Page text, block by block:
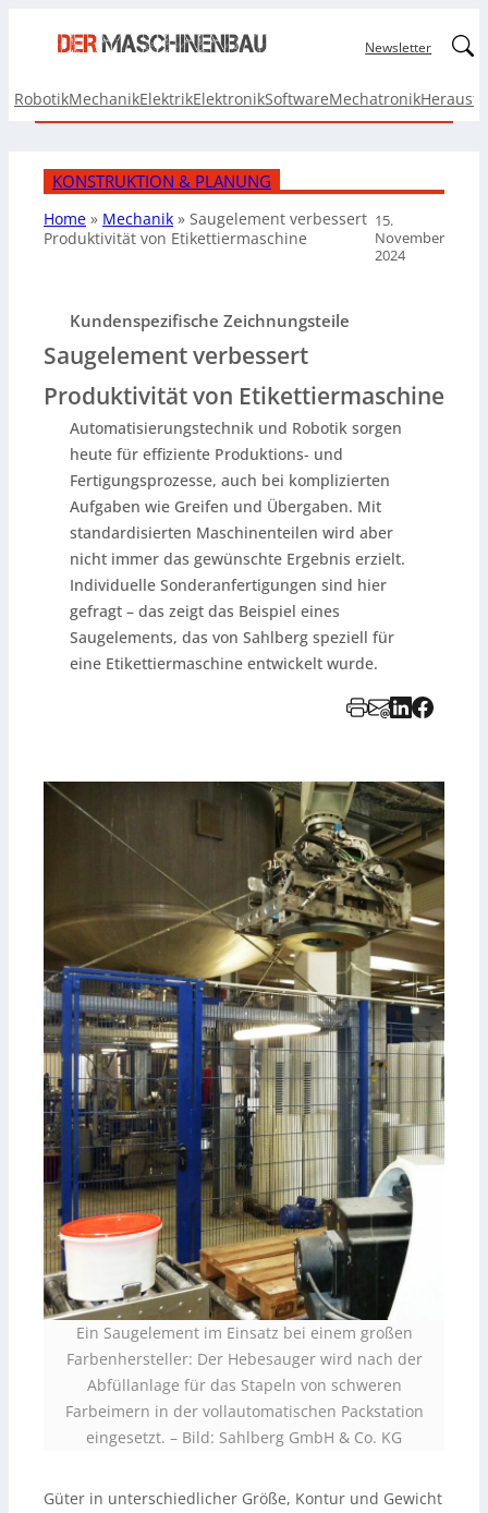
Newsletter
RobotikMechanikElektrikElektronikSoftwareMechatronik
KONSTRUKTION & PLANUNG
Home » Mechanik » Saugelement verbessert
Produktivität von Etikettiermaschine
15.
November
2024
Kundenspezifische Zeichnungsteile
Saugelement verbessert
Produktivität von Etikettiermaschine
Automatisierungstechnik und Robotik sorgen
heute für effiziente Produktions- und
Fertigungsprozesse, auch bei komplizierten
Aufgaben wie Greifen und Übergaben. Mit
standardisierten Maschinenteilen wird aber
nicht immer das gewünschte Ergebnis erzielt.
Individuelle Sonderanfertigungen sind hier
gefragt – das zeigt das Beispiel eines
Saugelements, das von Sahlberg speziell für
eine Etikettiermaschine entwickelt wurde.
Ein Saugelement im Einsatz bei einem großen
Farbenhersteller: Der Hebesauger wird nach der
Abfüllanlage für das Stapeln von schweren
Farbeimern in der vollautomatischen Packstation
eingesetzt. – Bild: Sahlberg GmbH & Co. KG
Güter in unterschiedlicher Größe, Kontur und Gewicht